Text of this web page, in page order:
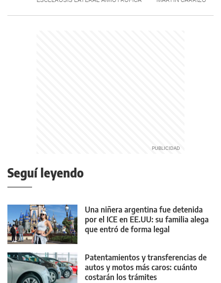
Seguí leyendo
Una niñera argentina fue detenida
por el ICE en EE.UU: su familia alega
que entró de forma legal
Patentamientos y transferencias de
autos y motos más caros: cuánto
costarán los trámites